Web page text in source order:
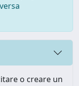
o creare un